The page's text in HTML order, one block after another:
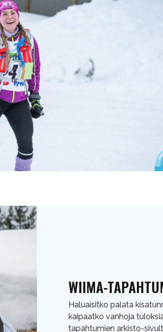
WIIMA-
Haluaisitko palata
kaipaatko vanhoja
tapahtumien arkisto-